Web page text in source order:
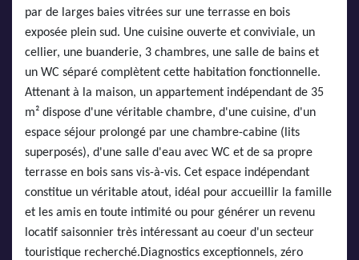
par de larges baies vitrées sur une terrasse en bois
exposée plein sud. Une cuisine ouverte et conviviale, un
cellier, une buanderie, 3 chambres, une salle de bains et
un WC séparé complètent cette habitation fonctionnelle.
Attenant à la maison, un appartement indépendant de 35
m² dispose d'une véritable chambre, d'une cuisine, d'un
espace séjour prolongé par une chambre-cabine (lits
superposés), d'une salle d'eau avec WC et de sa propre
terrasse en bois sans vis-à-vis. Cet espace indépendant
constitue un véritable atout, idéal pour accueillir la famille
et les amis en toute intimité ou pour générer un revenu
locatif saisonnier très intéressant au coeur d'un secteur
touristique recherché.Diagnostics exceptionnels, zéro